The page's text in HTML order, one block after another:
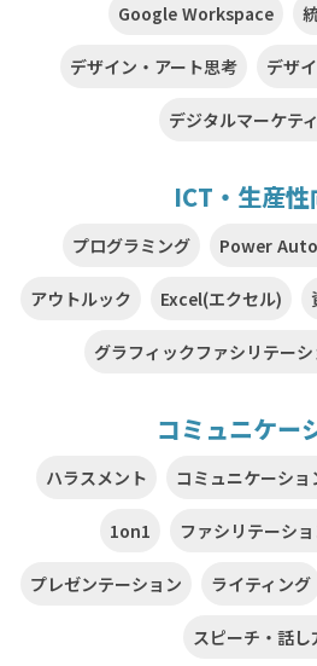
Google Workspace
デザイン・アート思考 デザ
デジタルマーケテ
ICT・生産性
プログラミング Power
アウトルック Excel(エクセル)
グラフィックファシリテーシ
コミュニケー
ハラスメント コミュニケーショ
1on1 ファシリテーシ
プレゼンテーション ライティング
スピーチ・話し